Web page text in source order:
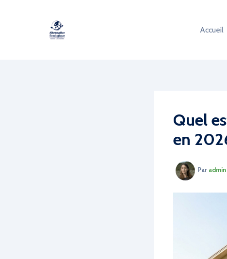
Accueil
Quel
en
Par admin